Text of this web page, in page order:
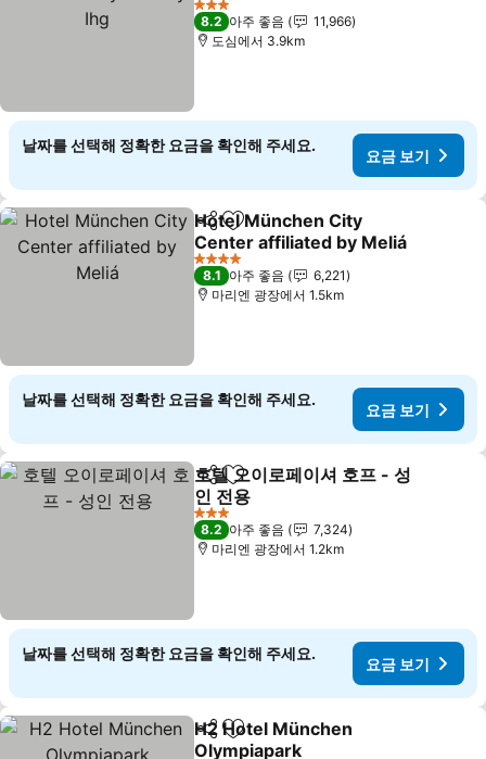
3 성급
8.2 아주 좋음
11,966
도심에서 3.9km
날짜를 선택해 정확한 요금을 확인해 주세요.
요금 보기
공유 즐겨찾기에 추가
Hotel München City
Center affiliated by Meliá
4 성급
8.1 아주 좋음
6,221
마리엔 광장에서 1.5km
날짜를 선택해 정확한 요금을 확인해 주세요.
요금 보기
공유 즐겨찾기에 추가
호텔 오이로페이셔 호프 - 성
인 전용
3 성급
8.2 아주 좋음
7,324
마리엔 광장에서 1.2km
날짜를 선택해 정확한 요금을 확인해 주세요.
요금 보기
공유 즐겨찾기에 추가
H2 Hotel München
Olympiapark